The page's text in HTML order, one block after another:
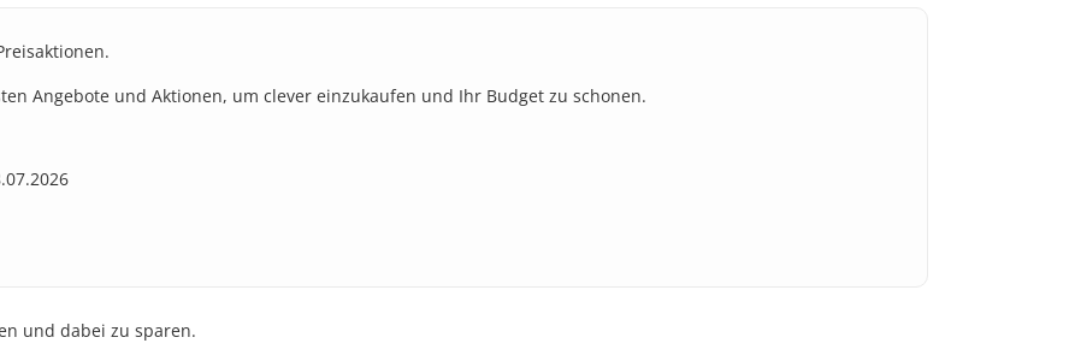
Angebote und Aktionen, um clever einzukaufen und Ihr Budget zu schonen.
und dabei zu sparen.